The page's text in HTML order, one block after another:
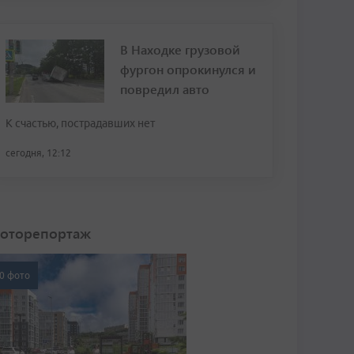
В Находке грузовой
фургон опрокинулся и
повредил авто
К счастью, пострадавших нет
сегодня, 12:12
фото